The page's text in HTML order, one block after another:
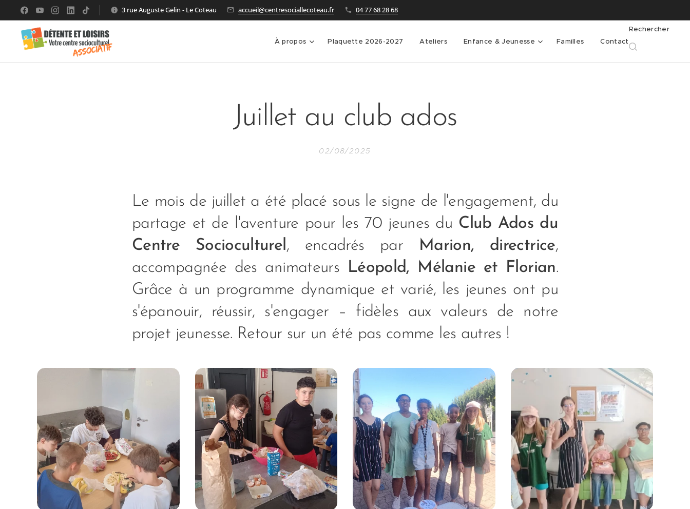
3 rue Auguste Gelin - Le Coteau accueil@centresociallecoteau.fr 04 77 68 28 68
À propos Plaquette 2026-2027 Ateliers Enfance & Jeunesse Familles Contact
Rechercher
Juillet au club ados
02/08/2025
Le mois de juillet a été placé sous le signe de l'engagement, du
partage et de l'aventure pour les 70 jeunes du Club Ados du
Centre Socioculturel, encadrés par Marion, directrice,
accompagnée des animateurs Léopold, Mélanie et Florian.
Grâce à un programme dynamique et varié, les jeunes ont pu
s'épanouir, réussir, s'engager – fidèles aux valeurs de notre
projet jeunesse. Retour sur un été pas comme les autres !